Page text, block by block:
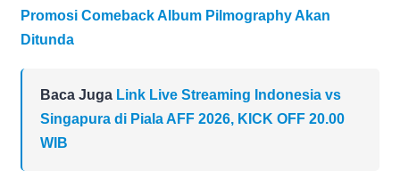
Promosi Comeback Album Pilmography Akan
Ditunda
Baca Juga Link Live Streaming Indonesia vs
Singapura di Piala AFF 2026, KICK OFF 20.00
WIB